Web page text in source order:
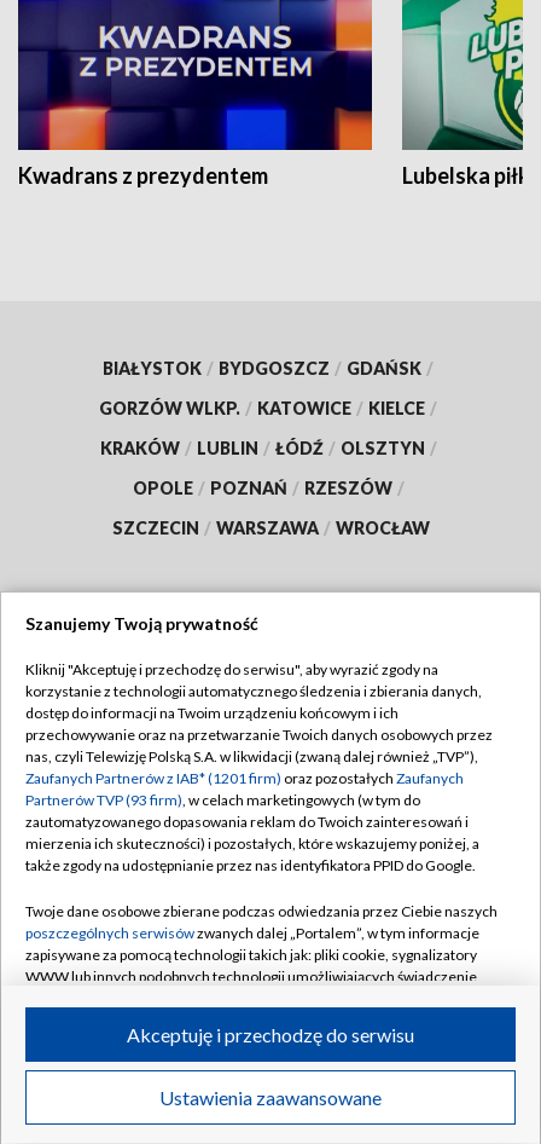
Kwadrans z prezydentem Lubelska piłka
BIAŁYSTOK / BYDGOSZCZ / GDAŃSK /
GORZÓW WLKP. / KATOWICE / KIELCE /
KRAKÓW / LUBLIN / ŁÓDŹ / OLSZTYN /
OPOLE / POZNAŃ / RZESZÓW /
SZCZECIN / WARSZAWA / WROCŁAW
TVP
Abonament TVP
Emisja w TVP
Centrum informacji TVP
Naziemna Telewizja Cyfrowa
Rada Programowa
System NOS
Informacje o nadawcy
Program dla prasy
Ogłoszenie przetargowe
Regulamin TVP
Polityka prywatności
Moje zgody
Pomoc
Kontakt
Kanały
©2026 Telewizja Polska S.A. w likwidacji
Szanujemy Twoją prywatność
Kliknij "Akceptuję i przechodzę do serwisu", aby wyrazić zgody na
korzystanie z technologii automatycznego śledzenia i zbierania danych,
dostęp do informacji na Twoim urządzeniu końcowym i ich
przechowywanie oraz na przetwarzanie Twoich danych osobowych przez
nas, czyli Telewizję Polską S.A. w likwidacji (zwaną dalej również „TVP”),
Zaufanych Partnerów z IAB* (1201 firm) oraz pozostałych Zaufanych
Partnerów TVP (93 firm), w celach marketingowych (w tym do
zautomatyzowanego dopasowania reklam do Twoich zainteresowań i
mierzenia ich skuteczności) i pozostałych, które wskazujemy poniżej, a
także zgody na udostępnianie przez nas identyfikatora PPID do Google.
Twoje dane osobowe zbierane podczas odwiedzania przez Ciebie naszych
poszczególnych serwisówzwanych dalej „Portalem”, w tym informacje
zapisywane za pomocą technologii takich jak: pliki cookie, sygnalizatory
WWW lub innych podobnych technologii umożliwiających świadczenie
ruchu w Internecie.
Twoje dane osobowe zbierane podczas odwiedzania przez Ciebie
poszczególnych serwisówna Portalu, takie jak adresy IP, identyfikatory
Ustawienia zaawansowane
Akceptuję i przechodzę do serwisu